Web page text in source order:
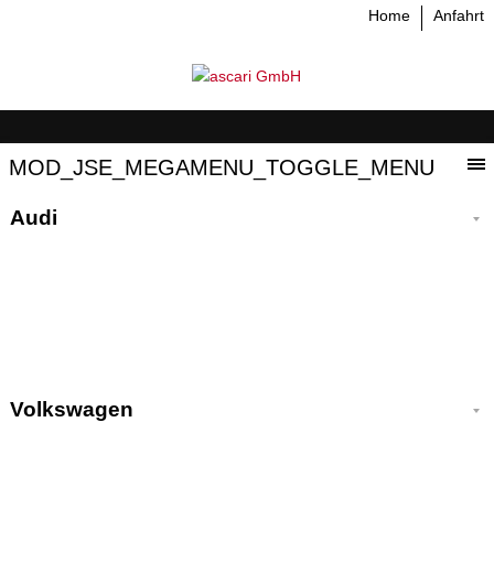
Home Anfahrt
MOD_JSE_MEGAMENU_TOGGLE_MENU
Audi
Volkswagen